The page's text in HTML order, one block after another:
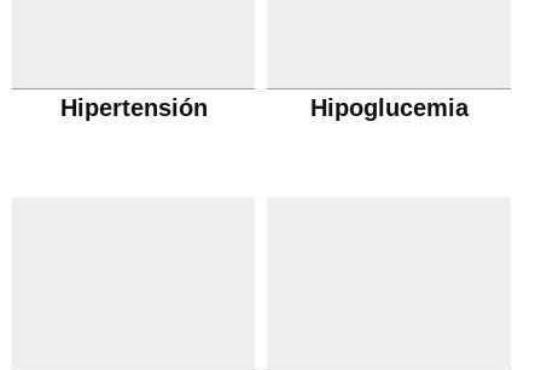
Hipertensión Hipoglucemia